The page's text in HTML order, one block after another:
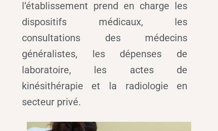
l’établissement prend en charge les
dispositifs médicaux, les
consultations des médecins
généralistes, les dépenses de
laboratoire, les actes de
kinésithérapie et la radiologie en
secteur privé.